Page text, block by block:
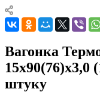
Вагонка
15х90(76)х3,0
штуку